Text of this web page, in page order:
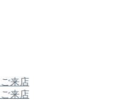
来店
来店